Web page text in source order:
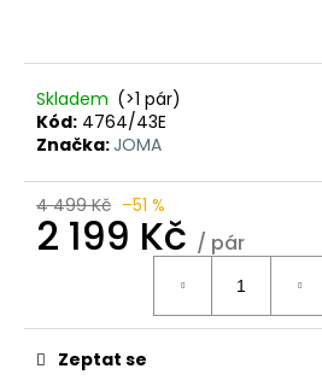
Skladem (>1 pár)
Kód: 4764/43E
Značka:JOMA
4 499 Kč –51 %
2 199 Kč / pár
Zeptat se